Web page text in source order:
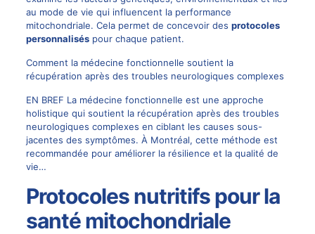
au mode de vie qui influencent la performance
mitochondriale. Cela permet de concevoir des protocoles
personnaliséspour chaque patient.
Comment la médecine fonctionnelle soutient la
récupération après des troubles neurologiques complexes
EN BREF La médecine fonctionnelle est une approche
holistique qui soutient la récupération après des troubles
neurologiques complexes en ciblant les causes sous-
jacentes des symptômes. À Montréal, cette méthode est
recommandée pour améliorer la résilience et la qualité de
vie…
Protocoles nutritifs pour la
santé mitochondriale